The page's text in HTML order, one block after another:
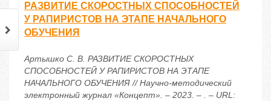
РАЗВИТИЕ СКОРОСТНЫХ СПОСОБНОСТЕЙ
У РАПИРИСТОВ НА ЭТАПЕ НАЧАЛЬНОГО
ОБУЧЕНИЯ
Артышко С. В. РАЗВИТИЕ СКОРОСТНЫХ
СПОСОБНОСТЕЙ У РАПИРИСТОВ НА ЭТАПЕ
НАЧАЛЬНОГО ОБУЧЕНИЯ // Научно-методический
электронный журнал «Концепт». – 2023. – . – URL: